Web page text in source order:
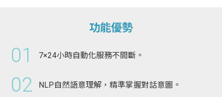
功能優勢
01 7×24小時自動化服務不間斷。
02 NLP自然語意理解，精準掌握對話意圖。